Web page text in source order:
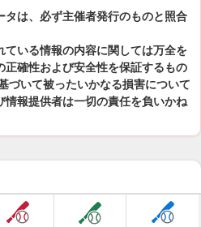
は、必ず主催者発行のものと照合
いる情報の内容に関しては万全を
確性および安全性を保証するもの
づいて被ったいかなる損害について
情報提供者は一切の責任を負いかね